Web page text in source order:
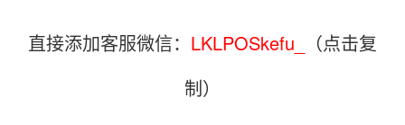
直接添加客服微信： LKLPOSkefu_
（点击复
制）